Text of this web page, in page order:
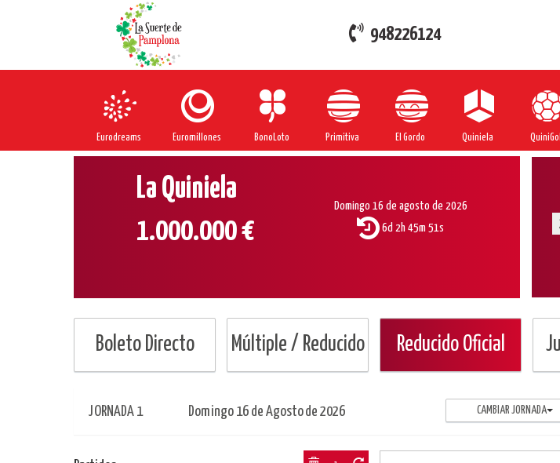
948226124
Eurodreams Euromillones BonoLoto Primitiva El Gordo Quiniela QuiniGol
La Quiniela
1.000.000 €
Domingo 16 de agosto de 2026
6d 2h 45m 50s
Boleto Directo Múltiple / Reducido Reducido Oficial
JORNADA 1 Domingo 16 de Agostode 2026 CAMBIAR JORNADA